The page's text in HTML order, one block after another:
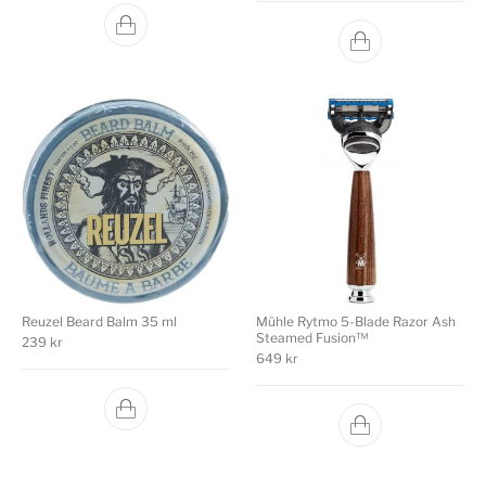
Reuzel Beard Balm 35 ml
239 kr
Mühle Rytmo 5-Blade Razor Ash
Steamed Fusion™
649 kr